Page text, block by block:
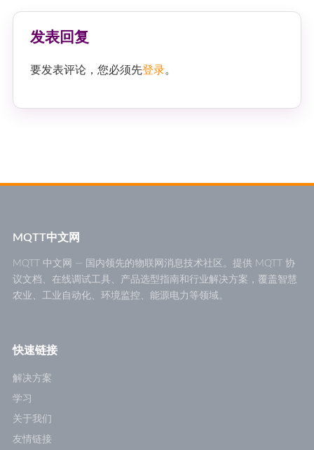
发表回复
要发表评论，您必须先登录。
MQTT中文网
MQTT 中文网 — 国内领先的物联网消息技术社区。提供 MQTT 协
议文档、在线调试工具、产品选型指南和行业解决方案，覆盖智慧
农业、工业自动化、环境监控、能源电力等领域。
快速链接
解决方案
学习
关于我们
友情链接